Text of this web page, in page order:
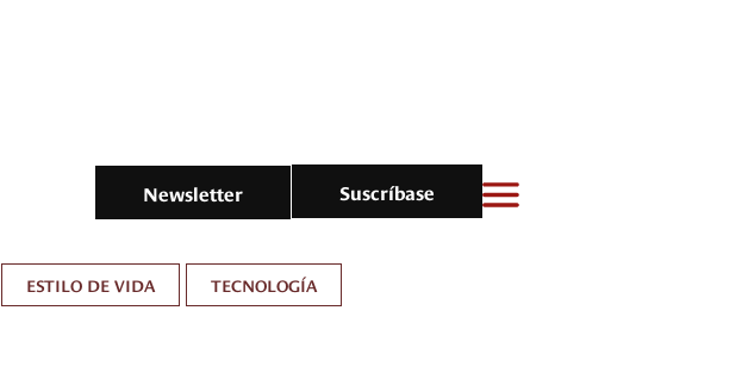
Newsletter Suscríbase
ESTILO DE VIDA TECNOLOGÍA